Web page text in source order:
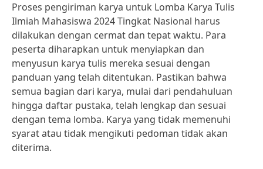
Proses pengiriman karya untuk Lomba Karya Tulis
Ilmiah Mahasiswa 2024 Tingkat Nasional harus
dilakukan dengan cermat dan tepat waktu. Para
peserta diharapkan untuk menyiapkan dan
menyusun karya tulis mereka sesuai dengan
panduan yang telah ditentukan. Pastikan bahwa
semua bagian dari karya, mulai dari pendahuluan
hingga daftar pustaka, telah lengkap dan sesuai
dengan tema lomba. Karya yang tidak memenuhi
syarat atau tidak mengikuti pedoman tidak akan
diterima.